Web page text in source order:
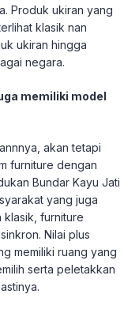
Produk ukiran yang
klasik nan
ukiran hingga
negara.
memiliki model
akan tetapi
furniture dengan
Bundar Kayu Jati
yang juga
klasik, furniture
Nilai plus
memiliki ruang yang
serta peletakkan